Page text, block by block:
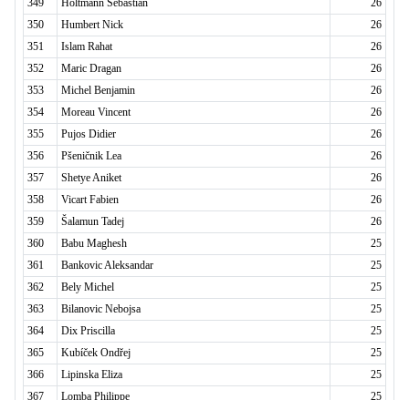
349
Holtmann Sebastian
26
350
Humbert Nick
26
351
Islam Rahat
26
352
Maric Dragan
26
353
Michel Benjamin
26
354
Moreau Vincent
26
355
Pujos Didier
26
356
Pšeničnik Lea
26
357
Shetye Aniket
26
358
Vicart Fabien
26
359
Šalamun Tadej
26
360
Babu Maghesh
25
361
Bankovic Aleksandar
25
362
Bely Michel
25
363
Bilanovic Nebojsa
25
364
Dix Priscilla
25
365
Kubíček Ondřej
25
366
Lipinska Eliza
25
367
Lomba Philippe
25